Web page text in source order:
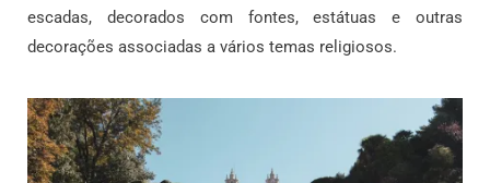
escadas, decorados com fontes, estátuas e outras
decorações associadas a vários temas religiosos.